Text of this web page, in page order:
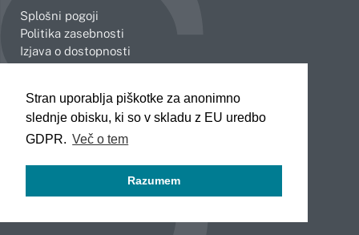
Stran uporablja piškotke za anonimno
slednje obisku, ki so v skladu z EU uredbo
GDPR. Več o tem
Razumem
Splošni pogoji
Politika zasebnosti
Izjava o dostopnosti
Celje
Koper
Kranj
Novo mesto
Slovenj Gradec